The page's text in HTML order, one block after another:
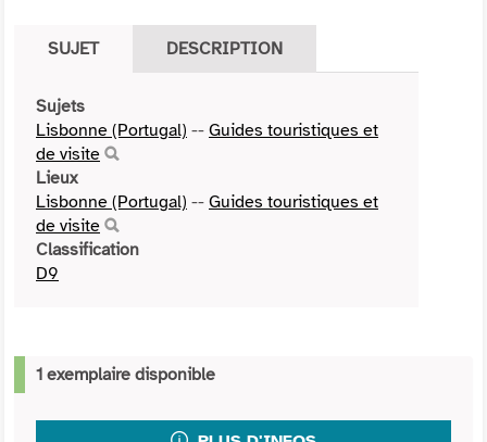
SUJET DESCRIPTION
Sujets
Lisbonne (Portugal) -- Guides touristiques et
de visite
Lieux
Lisbonne (Portugal) -- Guides touristiques et
de visite
Classification
D9
1 exemplaire disponible